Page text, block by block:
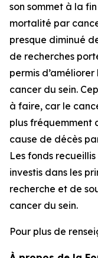
son sommet à la
mortalité par
presque diminué
de recherches
permis
cancer du sein.
à faire, car le
plus fréquemment
cause de décès
Les fonds
investis dans les
recherche et de
cancer du sein.
Pour plus de